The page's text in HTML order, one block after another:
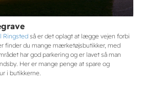
Ringstedså er det oplagt at lægge vejen forbi
finder du mange mærketøjsbutikker, med
har god parkering og er lavet så man
Her er mange penge at spare og
i butikkerne.